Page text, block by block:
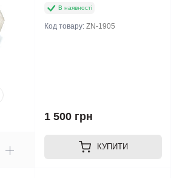
В наявності
Код товару: ZN-1905
1 500 грн
КУПИТИ